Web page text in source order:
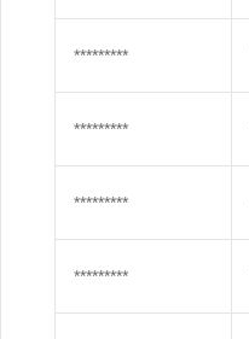
*********
*********
*********
*********